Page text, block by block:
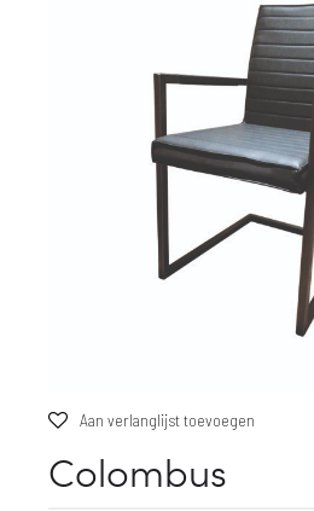
Aan verlanglijst toevoegen
Colombus